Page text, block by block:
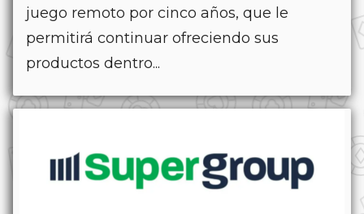
juego remoto por cinco años, que le
permitirá continuar ofreciendo sus
productos dentro...